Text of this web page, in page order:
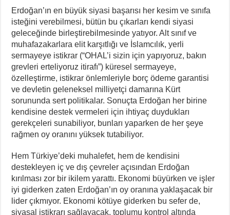
Erdoğan’ın en büyük siyasi başarısı her kesim ve sınıfa
isteğini verebilmesi, bütün bu çıkarları kendi siyasi
geleceğinde birleştirebilmesinde yatıyor. Alt sınıf ve
muhafazakarlara elit karşıtlığı ve İslamcılık, yerli
sermayeye istikrar (“OHAL’i sizin için yapıyoruz, bakın
grevleri erteliyoruz itirafı”) küresel sermayeye,
özelleştirme, istikrar önlemleriyle borç ödeme garantisi
ve devletin geleneksel milliyetçi damarına Kürt
sorununda sert politikalar. Sonuçta Erdoğan her birine
kendisine destek vermeleri için ihtiyaç duydukları
gerekçeleri sunabiliyor, bunları yaparken de her şeye
rağmen oy oranını yüksek tutabiliyor.
Hem Türkiye’deki muhalefet, hem de kendisini
destekleyen iç ve dış çevreler açısından Erdoğan
kırılması zor bir ikilem yarattı. Ekonomi büyürken ve işler
iyi giderken zaten Erdoğan’ın oy oranına yaklaşacak bir
lider çıkmıyor. Ekonomi kötüye giderken bu sefer de,
siyasal istikrarı sağlayacak, toplumu kontrol altında